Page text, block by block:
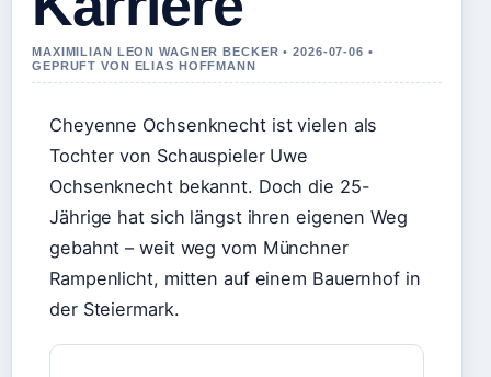
MAXIMILIAN LEON WAGNER BECKER • 2026-07-06 •
GEPRUFT VON ELIAS HOFFMANN
Cheyenne Ochsenknecht ist vielen als
Tochter von Schauspieler Uwe
Ochsenknecht bekannt. Doch die 25-
Jährige hat sich längst ihren eigenen Weg
gebahnt – weit weg vom Münchner
Rampenlicht, mitten auf einem Bauernhof in
der Steiermark.